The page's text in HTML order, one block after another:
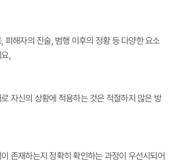
피해자의 진술, 범행 이후의 정황 등 다양한 요소
,
자신의 상황에 적용하는 것은 적절하지 않은 방
존재하는지 정확히 확인하는 과정이 우선시되어